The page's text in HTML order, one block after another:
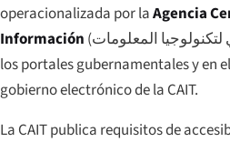
operacionalizada por laAgencia
Información (المعلومات
los portales gubernamentales y en
gobierno electrónico de la CAIT.
La CAIT publica requisitos de